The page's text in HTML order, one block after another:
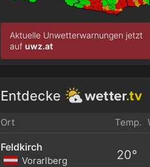
Aktuelle Unwetterwarnungen jetzt
auf uwz.at
Entdecke
Ort Temp.
Feldkirch
Vorarlberg 20°